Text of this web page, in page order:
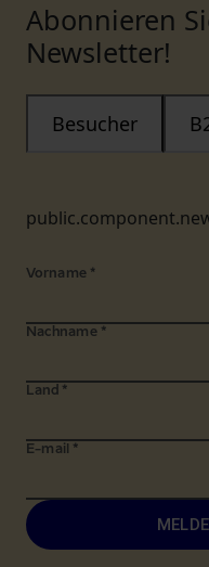
Abonnieren
Newsletter!
Besucher
Vorname *
Nachname *
Land *
E-mail *